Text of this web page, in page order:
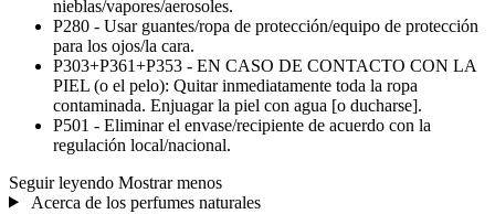
nieblas/vapores/aerosoles.
P280 - Usar guantes/ropa de protección/equipo de protección
para los ojos/la cara.
P303+P361+P353 - EN CASO DE CONTACTO CON LA
PIEL (o el pelo): Quitar inmediatamente toda la ropa
contaminada. Enjuagar la piel con agua [o ducharse].
P501 - Eliminar el envase/recipiente de acuerdo con la
regulación local/nacional.
Seguir leyendo Mostrar menos
Acerca de los perfumes naturales